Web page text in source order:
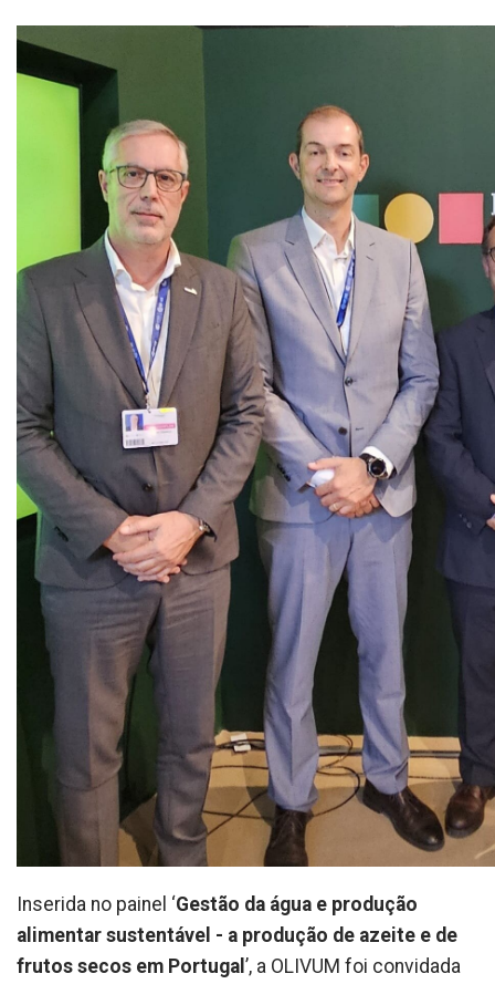
Inserida no painel ‘Gestão da água e produção
alimentar sustentável - a produção de azeite e de
frutos secos em Portugal ’, a OLIVUM foi convidada